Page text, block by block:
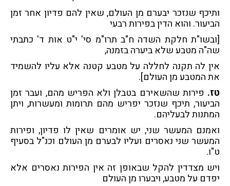
ותיכף שנזכר יבערם מן העולם, שאין להם פדיון אחר זמן
הביעור. והוא הדין בפירות רבעי
[ובשו"ת חלקת השדה ח"ב תרו"מ סי' י"ט אות ד' כתבתי
שה"ה מטבע שלא ביערה בזמנה,
אין לה תקנה לחללה על מטבע קטנה אלא עליו להשמיד
את המטבע מן העולם].
טז. פירות שהשאירם בטבלן ולא הפריש מהם, ועבר זמן
הביעור, תיכף שנזכר יפריש מהם תרומות ומעשרות, ויתן
המתנות לבעליהם.
ואמנם המעשר שני, יש אומרים שאין לו פדיון, ופירות
המעשר שני נאסרים ועליו לבערם מן העולם וכנ"ל בסעיף
ט"ו.
ויש מצדדין להקל שבאופן זה אין הפירות נאסרים אלא
יפדם על מטבע, ויבערו מן העולם